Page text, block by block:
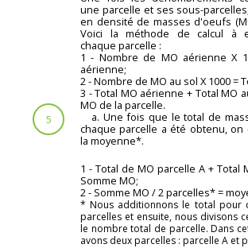
5
une parcelle et ses sous-
en densité de masses d'oeufs
Voici la méthode de calcul à
chaque parcelle :
1 - Nombre de MO aérienne X
aérienne;
2 - Nombre de MO au sol X 1000 =
3 - Total MO aérienne + Total MO
MO de la parcelle.
a. Une fois que le total de
chaque parcelle a été obtenu, on
la moyenne*.
1 - Total de MO parcelle A + Total
Somme MO;
2 - Somme MO / 2 parcelles* =
* Nous additionnons le total pour
parcelles et ensuite, nous divisons
le nombre total de parcelle. Dans
avons deux parcelles : parcelle A et